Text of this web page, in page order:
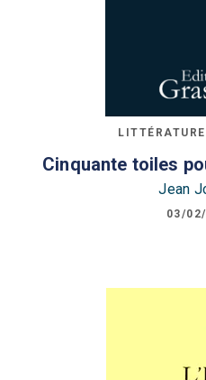
Cinquante toiles
Jean
03/